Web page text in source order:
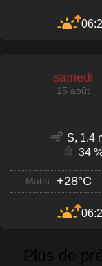
samedi
15 août
S, 1.4
34
Matin +28°C
Plus de